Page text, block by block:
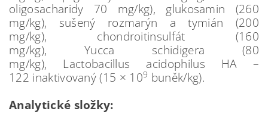
oligosacharidy 70 mg/kg), glukosamin (260
mg/kg), sušený rozmarýn a tymián (200
mg/kg), chondroitinsulfát (160
mg/kg), Yucca schidigera (80
mg/kg), Lactobacillus acidophilus HA –
122 inaktivovaný (15 × 109 buněk/kg).
Analytické složky: